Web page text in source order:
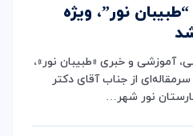
نور”، ویژه
آموزشی و خبری «طبیبان نور»،
از جناب آقای دکتر
نور شهر…